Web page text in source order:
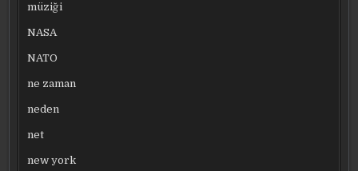
müziği
NASA
NATO
ne zaman
neden
net
new york